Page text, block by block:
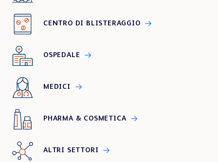
CENTRO DI BLISTERAGGIO
OSPEDALE
MEDICI
PHARMA & COSMETICA
ALTRI SETTORI